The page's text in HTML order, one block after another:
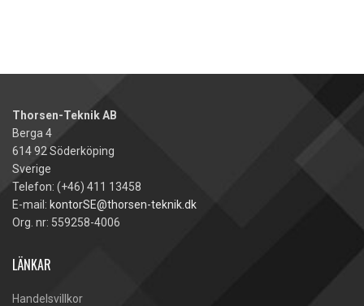
Thorsen-Teknik AB
Berga 4
614 92 Söderköping
Sverige
Telefon: (+46) 411 13458
E-mail: kontorSE@thorsen-teknik.dk
Org. nr: 559258-4006
LÄNKAR
Handelsvillkor